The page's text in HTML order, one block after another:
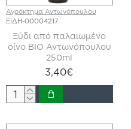
Αγρόκτημα Αντωνόπουλου
ΕΙΔΗ-00004217
Ξύδι από παλαιωμένο
οίνο ΒΙΟ Αντωνόπουλου
250ml
3,40€